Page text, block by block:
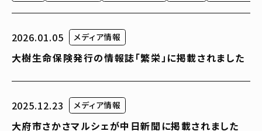
2026.01.05 メディア情報
大樹生命保険発行の情報誌「繁栄」に掲載されました
2025.12.23 メディア情報
大府市さかさマルシェが中日新聞に掲載されました